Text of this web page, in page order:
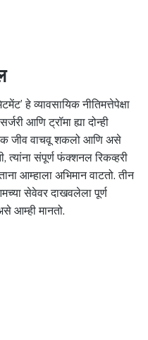
हे व्यावसायिक नीतिमत्तेपेक्षा
आणि ट्रॉमा ह्या दोन्ही
जीव वाचवू शकलो आणि असे
त्यांना संपूर्ण फंक्शनल रिकव्हरी
आम्हाला अभिमान वाटतो. तीन
सेवेवर दाखवलेला पूर्ण
आम्ही मानतो.